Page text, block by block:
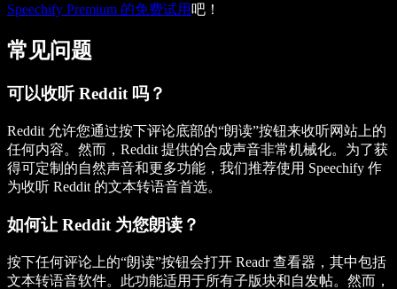
Speechify Premium 的免费试用 吧！
常见问题
可以收听 Reddit 吗？
Reddit 允许您通过按下评论底部的“朗读”按钮来收听网站上的
任何内容。然而，Reddit 提供的合成声音非常机械化。为了获
得可定制的自然声音和更多功能，我们推荐使用 Speechify 作
为收听 Reddit 的文本转语音首选。
如何让 Reddit 为您朗读？
按下任何评论上的“朗读”按钮会打开 Readr 查看器，其中包括
文本转语音软件。此功能适用于所有子版块和自发帖。然而，